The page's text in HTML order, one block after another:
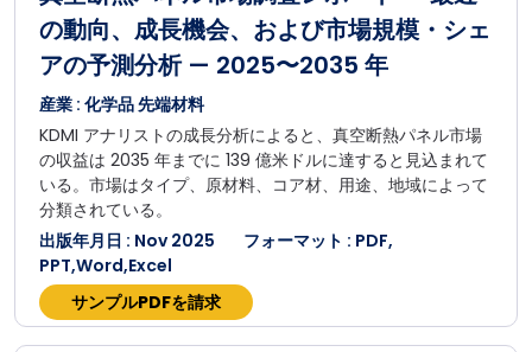
の動向、成長機会、および市場規模・シェ
アの予測分析 — 2025〜2035 年
産業 : 化学品 先端材料
KDMI アナリストの成長分析によると、真空断熱パネル市場
の収益は 2035 年までに 139 億米ドルに達すると見込まれて
いる。市場はタイプ、原材料、コア材、用途、地域によって
分類されている。
出版年月日 : Nov 2025
フォーマット : PDF,
PPT,Word,Excel
サンプルPDFを請求